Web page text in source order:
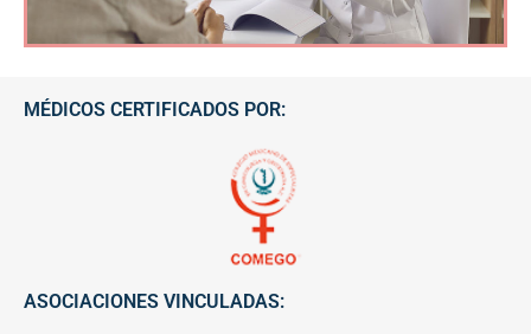
MÉDICOS CERTIFICADOS POR:
ASOCIACIONES VINCULADAS: